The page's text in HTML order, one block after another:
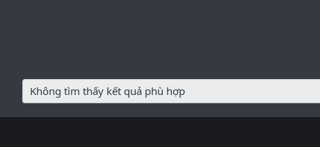
Không tìm thấy kết quả phù hợp